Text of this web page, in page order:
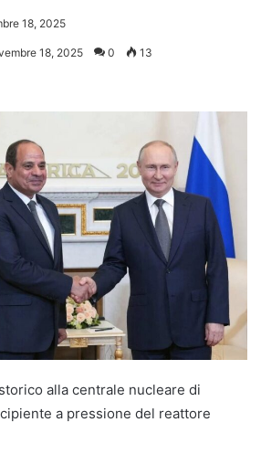
18, 2025
18, 2025 0 13
alla centrale nucleare di
a pressione del reattore